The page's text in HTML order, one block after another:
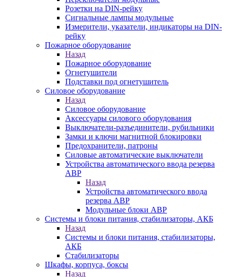
Розетки на DIN-рейку
Сигнальные лампы модульные
Измерители, указатели, индикаторы на DIN-
рейку
Пожарное оборудование
Назад
Пожарное оборудование
Огнетушители
Подставки под огнетушитель
Силовое оборудование
Назад
Силовое оборудование
Аксессуары силового оборудования
Выключатели-разъединители, рубильники
Замки и ключи магнитной блокировки
Предохранители, патроны
Силовые автоматические выключатели
Устройства автоматического ввода резерва
АВР
Назад
Устройства автоматического ввода
резерва АВР
Модульные блоки АВР
Системы и блоки питания, стабилизаторы, АКБ
Назад
Системы и блоки питания, стабилизаторы,
АКБ
Стабилизаторы
Шкафы, корпуса, боксы
Назад